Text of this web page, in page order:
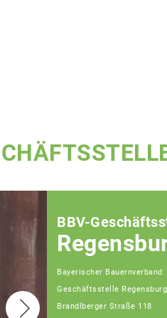
BBV-
Bayerischer Bauernverband
Geschäftsstelle Regensburg
Brandlberger Straße 118